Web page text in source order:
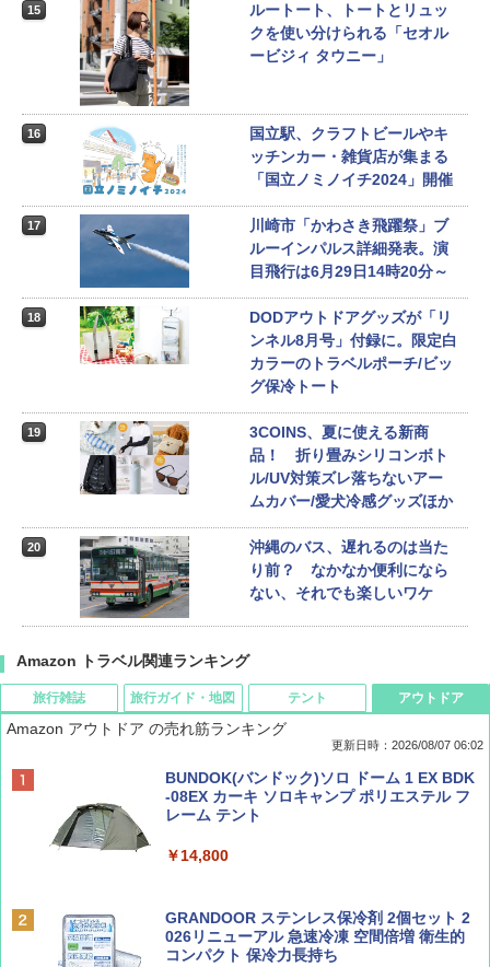
15
ルートート、トートとリュッ
クを使い分けられる「セオル
ービジィ タウニー」
16
国立駅、クラフトビールやキ
ッチンカー・雑貨店が集まる
「国立ノミノイチ2024」開催
17
川崎市「かわさき飛躍祭」ブ
ルーインパルス詳細発表。演
目飛行は6月29日14時20分～
18
DODアウトドアグッズが「リ
ンネル8月号」付録に。限定白
カラーのトラベルポーチ/ビッ
グ保冷トート
19
3COINS、夏に使える新商
品！ 折り畳みシリコンボト
ル/UV対策ズレ落ちないアー
ムカバー/愛犬冷感グッズほか
20
沖縄のバス、遅れるのは当た
り前？ なかなか便利になら
ない、それでも楽しいワケ
Amazon トラベル関連ランキング
旅行雑誌
ディズニーファン ２０２６年 ９月号 [雑
誌] (ＤＩＳＮＥＹ ＦＡＮ)
BE-PAL(ビ-パル) 2026年 9 月号【特別付録:
SOTO ミニマル"旅"財布 ランダム2種】
旅行ガイド・地図
D40 地球の歩き方 チェンマイ タイ北部の魅
力的な町 2026～2027 地球の歩き方D アジア
A09 地球の歩き方 イタリア 2026～2027 地
球の歩き方A ヨーロッパ
テント
[キャンパーズコレクション 山善] ポップアッ
プテント 傘みたいに広げて畳める パッとサ
ッとサンシェード キューブ フルクローズ メ
&ハイキング カーキ PATC-150(KH)
PYKES PEAK (パイクスピーク) 着替えテン
アウトドア
Amazon アウトドア の売れ筋ランキング
更新日時：2026/08/07 06:02
BUNDOK(バンドック)ソロ ドーム 1 EX BDK
-08EX カーキ ソロキャンプ ポリエステル フ
レーム テント
￥14,800
GRANDOOR ステンレス保冷剤 2個セット 2
026リニューアル 急速冷凍 空間倍増 衛生的
コンパクト 保冷力長持ち